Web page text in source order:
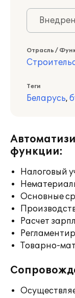
Отрасль /
Теги
Беларусь,
функции:
Налоговый
Основные
Расчет
Товарно-